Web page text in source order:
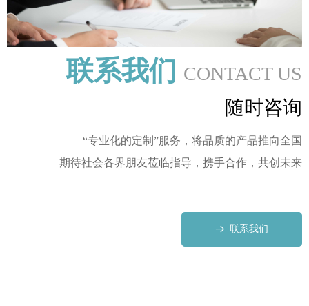
“专业化的定制”服务，将品质的产品推向全国
期待社会各界朋友莅临指导，携手合作，共创未来
뀠 联系我们
联系我们 CONTACT US
随时咨询